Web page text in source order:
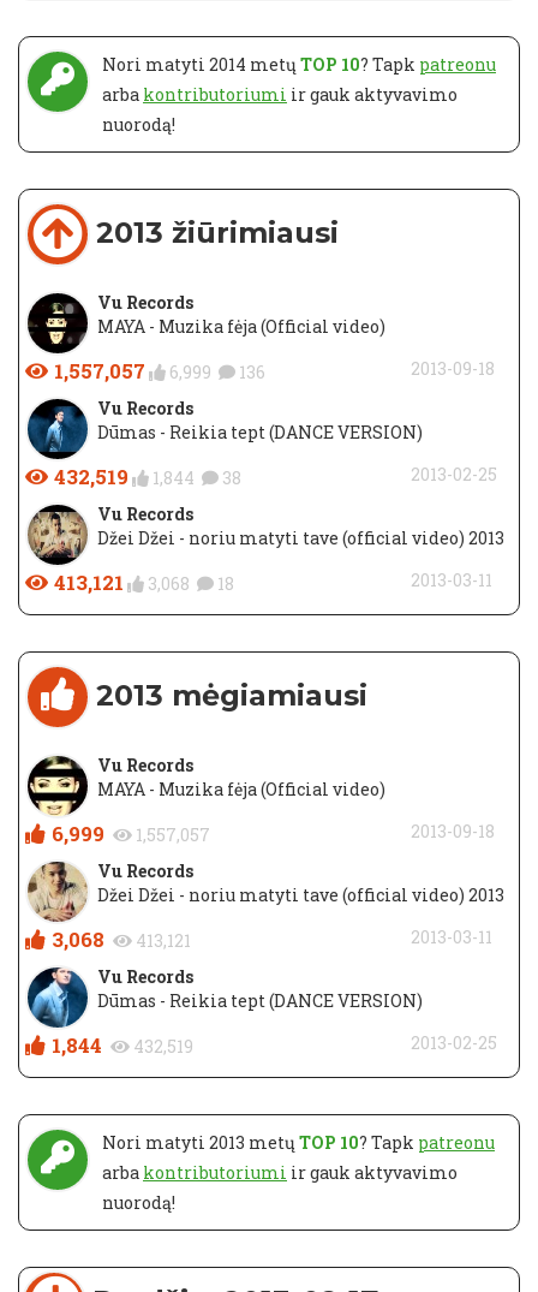
Nori matyti 2014 metų TOP 10? Tapk patreonu
arba kontributoriumi ir gauk aktyvavimo
nuorodą!
2013 žiūrimiausi
Vu Records
MAYA - Muzika fėja (Official video)
1,557,057 6,999 136
2013-09-18
Vu Records
Dūmas - Reikia tept (DANCE VERSION)
432,519 1,844 38
2013-02-25
Vu Records
Džei Džei - noriu matyti tave (official video) 2013
413,121 3,068 18 2013-03-11
2013 mėgiamiausi
Vu Records
MAYA - Muzika fėja (Official video)
6,999 1,557,057
2013-09-18
Vu Records
Džei Džei - noriu matyti tave (official video) 2013
3,068 413,121
2013-03-11
Vu Records
Dūmas - Reikia tept (DANCE VERSION)
1,844 432,519 2013-02-25
Nori matyti 2013 metų TOP 10? Tapk patreonu
arba kontributoriumi ir gauk aktyvavimo
nuorodą!